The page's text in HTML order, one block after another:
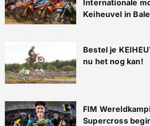
Internationale
Keiheuvel in
Bestel je
nu het nog kan!
FIM
Supercross